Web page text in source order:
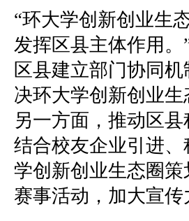
“环大学创新创业生
发挥区县主体作用
区县建立部门协同
决环大学创新创业
另一方面，推动区
结合校友企业引进
学创新创业生态圈
赛事活动，加大宣